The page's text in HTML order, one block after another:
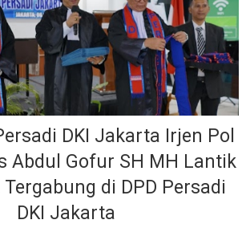
DKI Jakarta Irjen Pol
Abdul Gofur SH MH Lantik
di DPD Persadi
DKI Jakarta